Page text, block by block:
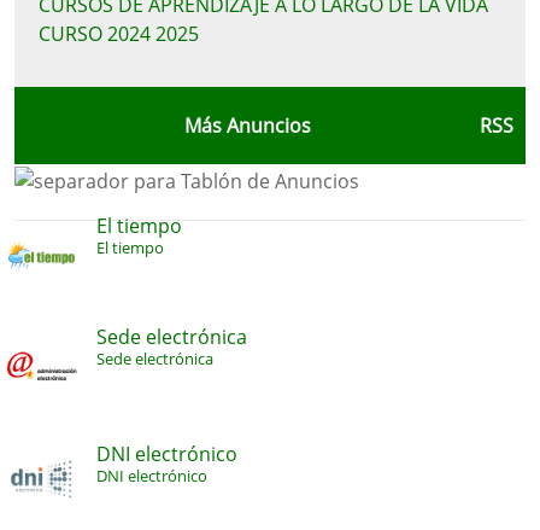
CURSOS DE APRENDIZAJE A LO LARGO DE LA VIDA
CURSO 2024 2025
Más Anuncios RSS
El tiempo
El tiempo
Sede electrónica
Sede electrónica
DNI electrónico
DNI electrónico